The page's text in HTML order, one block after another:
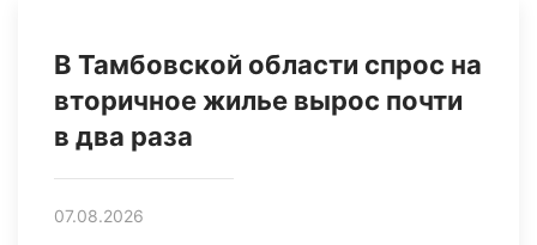
В Тамбовской области спрос на
вторичное жилье вырос почти
в два раза
07.08.2026